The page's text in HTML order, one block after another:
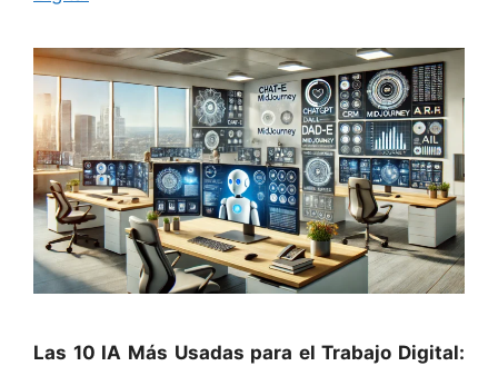
Las 10 IA Más Usadas para el Trabajo Digital: